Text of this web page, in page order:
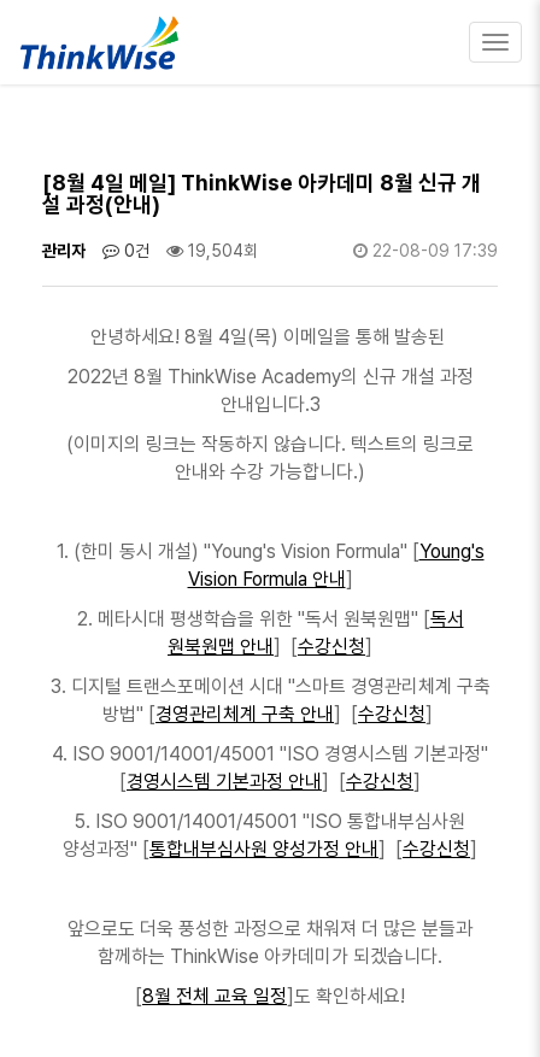
[8월 4일 메일] ThinkWise 아카데미 8월 신규 개
설 과정(안내)
관리자 0건 19,504회 22-08-09 17:39
안녕하세요! 8월 4일(목) 이메일을 통해 발송된
2022년 8월 ThinkWise Academy의 신규 개설 과정
안내입니다.3
(이미지의 링크는 작동하지 않습니다. 텍스트의 링크로
안내와 수강 가능합니다.)
1. (한미 동시 개설) "Young's Vision Formula" [Young's
Vision Formula 안내]
2. 메타시대 평생학습을 위한 "독서 원북원맵" [독서
원북원맵 안내] [수강신청]
3. 디지털 트랜스포메이션 시대 "스마트 경영관리체계 구축
방법" [경영관리체계 구축 안내] [수강신청]
4. ISO 9001/14001/45001 "ISO 경영시스템 기본과정"
[경영시스템 기본과정 안내] [수강신청]
5. ISO 9001/14001/45001 "ISO 통합내부심사원
양성과정" [통합내부심사원 양성가정 안내] [수강신청]
앞으로도 더욱 풍성한 과정으로 채워져 더 많은 분들과
함께하는 ThinkWise 아카데미가 되겠습니다.
[8월 전체 교육 일정]도 확인하세요!